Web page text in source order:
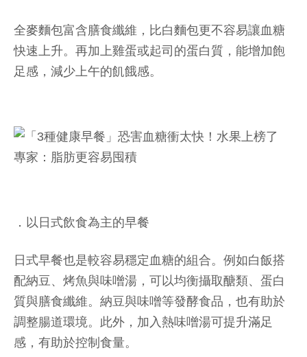
全麥麵包富含膳食纖維，比白麵包更不容易讓血糖
快速上升。再加上雞蛋或起司的蛋白質，能增加飽
足感，減少上午的飢餓感。
．以日式飲食為主的早餐
日式早餐也是較容易穩定血糖的組合。例如白飯搭
配納豆、烤魚與味噌湯，可以均衡攝取醣類、蛋白
質與膳食纖維。納豆與味噌等發酵食品，也有助於
調整腸道環境。此外，加入熱味噌湯可提升滿足
感，有助於控制食量。